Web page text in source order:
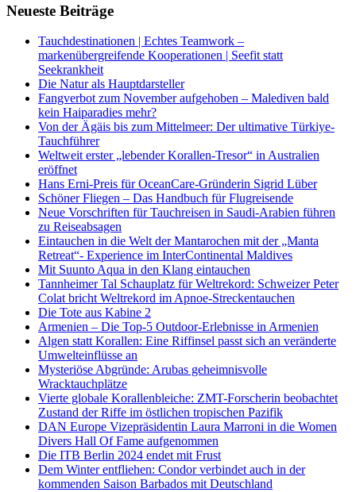
Neueste Beiträge
Tauchdestinationen | Echtes Teamwork –
markenübergreifende Kooperationen | Seefit statt
Seekrankheit
Die Natur als Hauptdarsteller
Fangverbot zum November aufgehoben – Malediven bald
kein Haiparadies mehr?
Von der Ägäis bis zum Mittelmeer: Der ultimative Türkiye-
Tauchführer
Weltweit erster „lebender Korallen-Tresor“ in Australien
eröffnet
Hans Erni-Preis für OceanCare-Gründerin Sigrid Lüber
Schöner Fliegen – Das Handbuch für Flugreisende
Neue Vorschriften für Tauchreisen in Saudi-Arabien führen
zu Reiseabsagen
Eintauchen in die Welt der Mantarochen mit der „Manta
Retreat“- Experience im InterContinental Maldives
Mit Suunto Aqua in den Klang eintauchen
Tannheimer Tal Schauplatz für Weltrekord: Schweizer Peter
Colat bricht Weltrekord im Apnoe-Streckentauchen
Die Tote aus Kabine 2
Armenien – Die Top-5 Outdoor-Erlebnisse in Armenien
Algen statt Korallen: Eine Riffinsel passt sich an veränderte
Umwelteinflüsse an
Mysteriöse Abgründe: Arubas geheimnisvolle
Wracktauchplätze
Vierte globale Korallenbleiche: ZMT-Forscherin beobachtet
Zustand der Riffe im östlichen tropischen Pazifik
DAN Europe Vizepräsidentin Laura Marroni in die Women
Divers Hall Of Fame aufgenommen
Die ITB Berlin 2024 endet mit Frust
Dem Winter entfliehen: Condor verbindet auch in der
kommenden Saison Barbados mit Deutschland